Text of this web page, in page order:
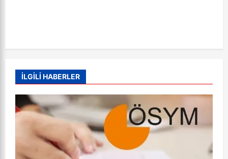
İLGİLİ HABERLER